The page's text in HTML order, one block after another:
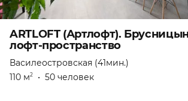
ARTLOFT (Артлофт).
лофт-пространство
Василеостровская (41мин.)
110 м2 • 50 человек